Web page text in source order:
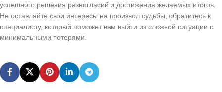
успешного решения разногласий и достижения желаемых итогов.
Не оставляйте свои интересы на произвол судьбы, обратитесь к
специалисту, который поможет вам выйти из сложной ситуации с
минимальными потерями.